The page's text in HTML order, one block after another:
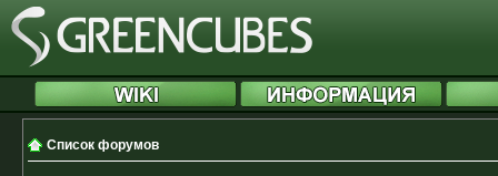
Список форумов